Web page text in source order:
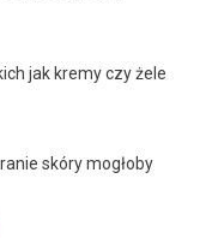
jak kremy czy żele
skóry mogłoby